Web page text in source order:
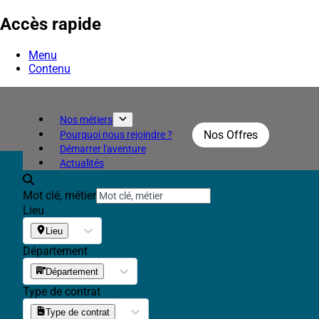
Accès rapide
Menu
Contenu
Nos métiers
Pourquoi nous rejoindre ?
Démarrer l'aventure
Actualités
Nos Offres
Mot clé, métier
Lieu
Lieu
Département
Département
Type de contrat
Type de contrat